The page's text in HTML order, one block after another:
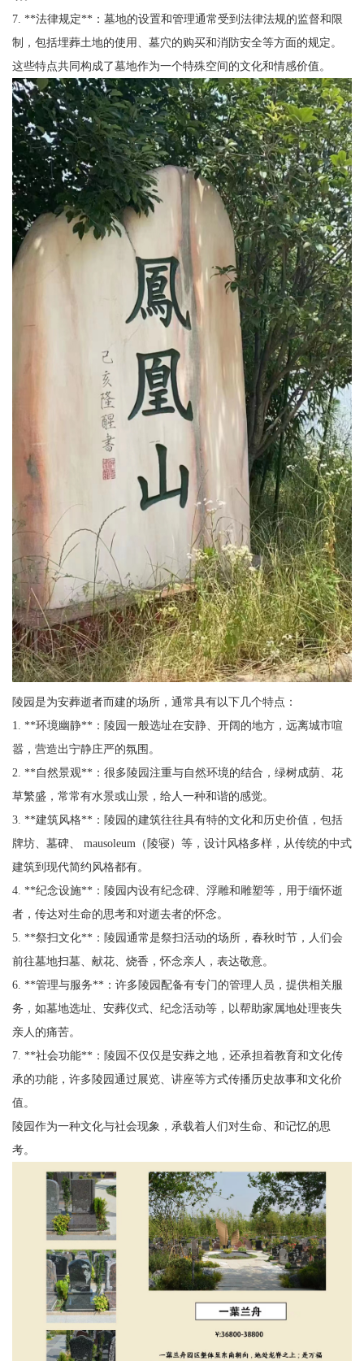
7. **法律规定**：墓地的设置和管理通常受到法律法规的监督和限
制，包括埋葬土地的使用、墓穴的购买和消防安全等方面的规定。
这些特点共同构成了墓地作为一个特殊空间的文化和情感价值。
陵园是为安葬逝者而建的场所，通常具有以下几个特点：
1. **环境幽静**：陵园一般选址在安静、开阔的地方，远离城市喧
嚣，营造出宁静庄严的氛围。
2. **自然景观**：很多陵园注重与自然环境的结合，绿树成荫、花
草繁盛，常常有水景或山景，给人一种和谐的感觉。
3. **建筑风格**：陵园的建筑往往具有特的文化和历史价值，包括
牌坊、墓碑、 mausoleum（陵寝）等，设计风格多样，从传统的中式
建筑到现代简约风格都有。
4. **纪念设施**：陵园内设有纪念碑、浮雕和雕塑等，用于缅怀逝
者，传达对生命的思考和对逝去者的怀念。
5. **祭扫文化**：陵园通常是祭扫活动的场所，春秋时节，人们会
前往墓地扫墓、献花、烧香，怀念亲人，表达敬意。
6. **管理与服务**：许多陵园配备有专门的管理人员，提供相关服
务，如墓地选址、安葬仪式、纪念活动等，以帮助家属地处理丧失
亲人的痛苦。
7. **社会功能**：陵园不仅仅是安葬之地，还承担着教育和文化传
承的功能，许多陵园通过展览、讲座等方式传播历史故事和文化价
值。
陵园作为一种文化与社会现象，承载着人们对生命、和记忆的思
考。